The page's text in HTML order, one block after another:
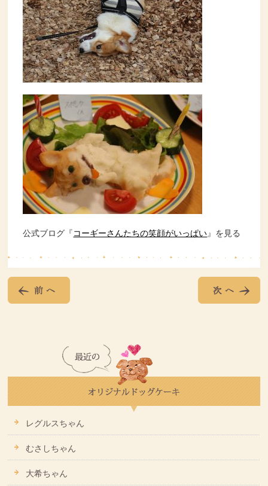
公式ブログ『コーギーさんたちの笑顔がいっぱい』を見る
レグルスちゃん
むさしちゃん
大希ちゃん